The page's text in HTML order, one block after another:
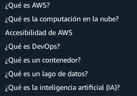
¿Qué es AWS?
¿Qué es la computación en la nube?
Accesibilidad de AWS
¿Qué es DevOps?
¿Qué es un contenedor?
¿Qué es un lago de datos?
¿Qué es la inteligencia artificial (IA)?